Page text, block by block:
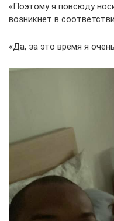
«Поэтому я повсюду
возникнет в
«Да, за это время я